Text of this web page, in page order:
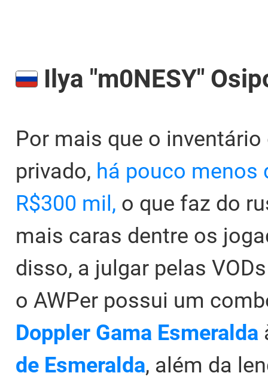
Ilya "m0NESY"
Por mais que o
privado, há pouco menos
R$300 mil, o que faz do
mais caras dentre os
disso, a julgar pelas
o AWPer possui um
Doppler Gama Esmeralda
de Esmeralda, além da